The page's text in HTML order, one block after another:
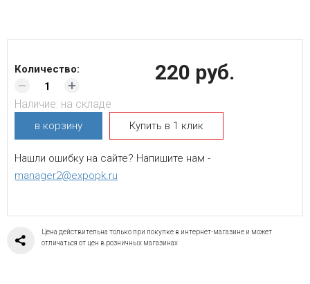
220 руб.
Количество:
Наличие: на складе
в корзину Купить в 1 клик
Нашли ошибку на сайте? Напишите нам -
manager2@expopk.ru
Цена действительна только при покупке в интернет-магазине и может
отличаться от цен в розничных магазинах